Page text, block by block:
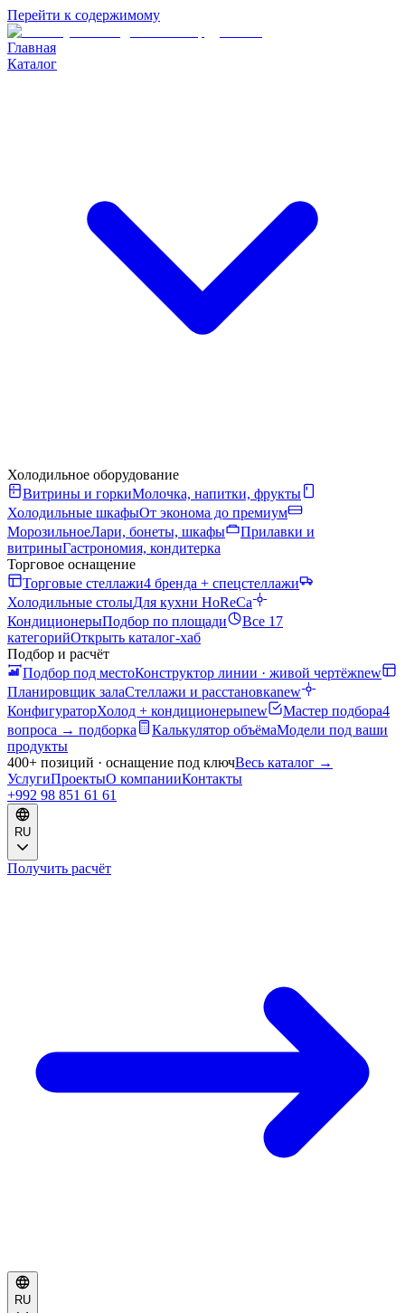
Перейти к содержимому
Главная
Каталог
Холодильное оборудование
Витрины и горкиМолочка, напитки, фрукты
Холодильные шкафыОт эконома до премиум
МорозильноеЛари, бонеты, шкафы
Прилавки и
витриныГастрономия, кондитерка
Торговое оснащение
Торговые стеллажи4 бренда + спецстеллажи
Холодильные столыДля кухни HoReCa
КондиционерыПодбор по площади
Все 17
категорийОткрыть каталог-хаб
Подбор и расчёт
Подбор под местоКонструктор линии · живой чертёжnew
Планировщик залаСтеллажи и расстановкаnew
КонфигураторХолод + кондиционерыnew Мастер подбора4
вопроса → подборка
Калькулятор объёмаМодели под ваши
продукты
400+ позиций · оснащение под ключВесь каталог →
УслугиПроектыО компанииКонтакты
+992 98 851 61 61
RU
Получить расчёт
RU